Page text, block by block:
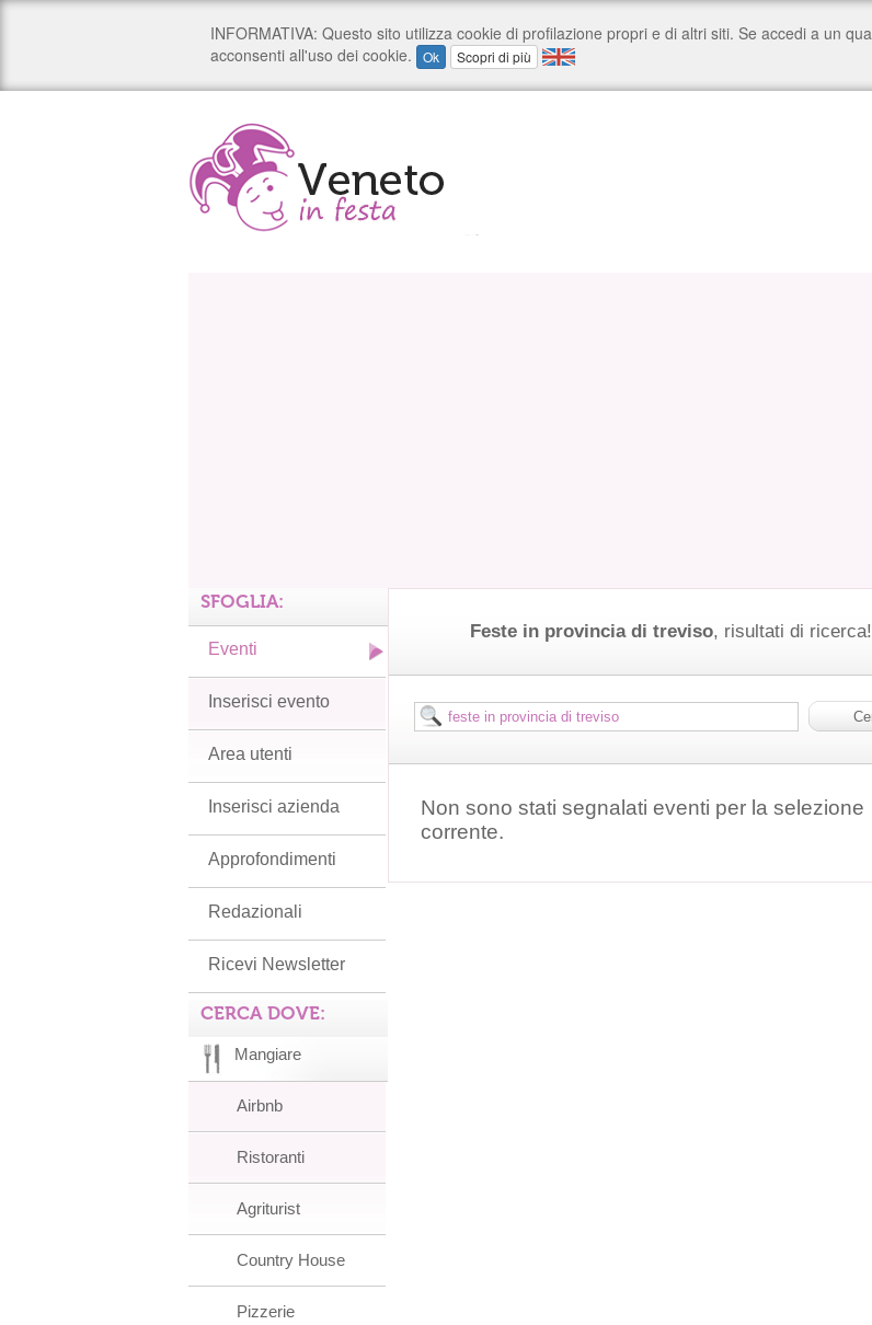
Feste in provincia di treviso, risultati di ricerca!
Non sono stati segnalati eventi per la selezione
corrente.
SFOGLIA:
Eventi
Inserisci evento
Area utenti
Inserisci azienda
Approfondimenti
Redazionali
Ricevi Newsletter
CERCA DOVE:
Mangiare
Airbnb
Ristoranti
Agriturist
Country House
Pizzerie